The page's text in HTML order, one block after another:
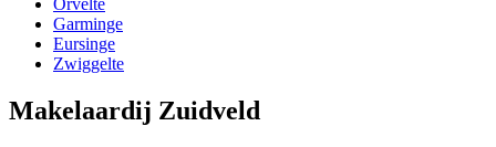
Orvelte
Garminge
Eursinge
Zwiggelte
Makelaardij Zuidveld